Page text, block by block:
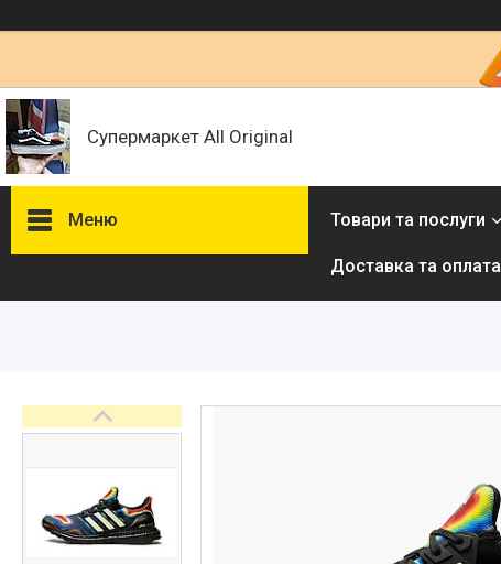
Супермаркет All Original
Меню Товари та послуги
Доставка та оплата